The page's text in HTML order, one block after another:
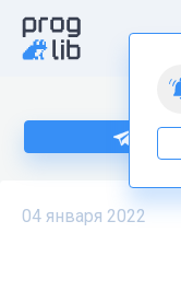
04 января 2022